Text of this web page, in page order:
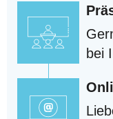
bei